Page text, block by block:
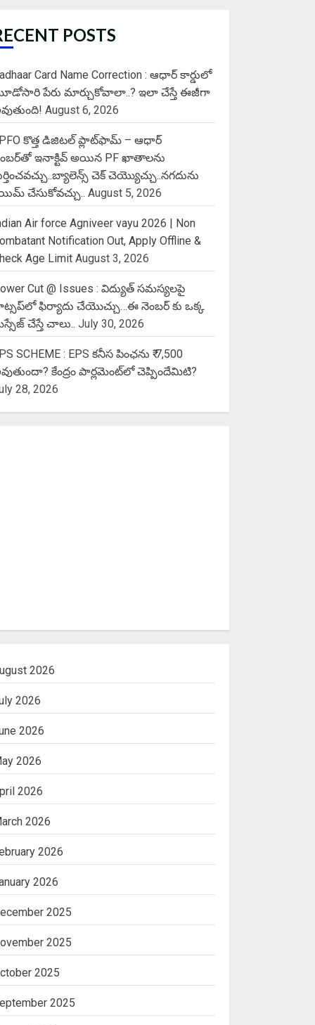
POSTS
Card Name Correction : ఆధార్ కార్డులో
పేరు మార్చుకోవాలా..? ఇలా చేస్తే ఈజీగా
August 6, 2026
కొత్త డిజిటల్ ప్లాట్‌ఫామ్‌ – ఆధార్
ఇనాక్టివ్ అయిన PF ఖాతాలను
చెక్ చెయ్యొచ్చు..నగదును
చేసుకోవచ్చు.. August 5, 2026
Air force Agniveer vayu 2026 | Non
Notification Out, Apply Offline &
Age Limit August 3, 2026
Cut @ Issues : విద్యుత్ సమస్యలపై
ఫిర్యాదు చేయొచ్చు…ఈ నెంబర్ కు ఒక్క
చేస్తే చాలు.. July 30, 2026
SCHEME : EPS కనీస పింఛను ₹ 7,500
కేంద్రం పార్లమెంట్‌లో చెప్పిందేమిటి?
28, 2026
2026
2026
2026
2026
2026
2026
2026
2026
2025
2025
2025
2025